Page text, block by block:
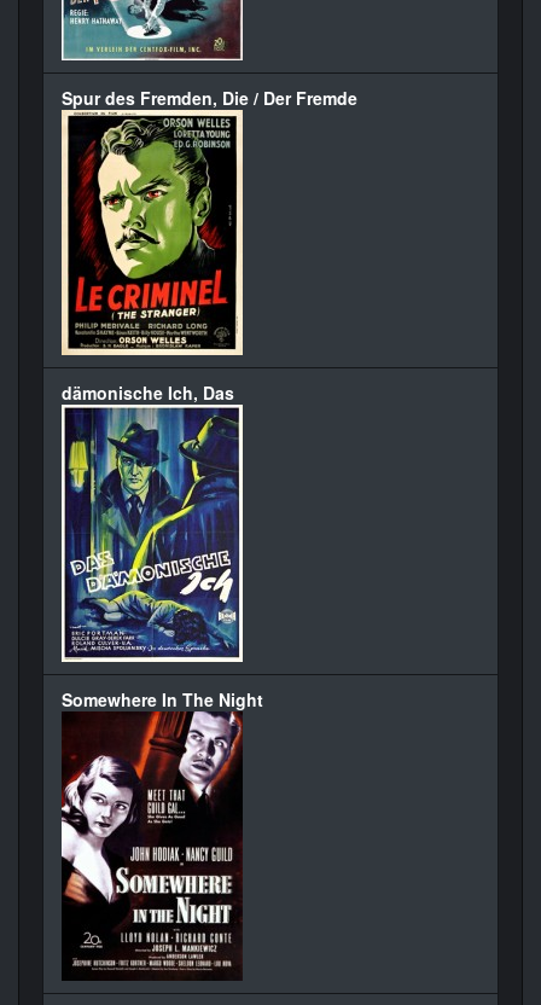
Spur des Fremden, Die / Der Fremde
dämonische Ich, Das
Somewhere In The Night